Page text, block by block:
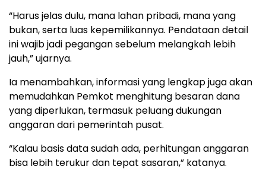
“Harus jelas dulu, mana lahan pribadi, mana yang
bukan, serta luas kepemilikannya. Pendataan detail
ini wajib jadi pegangan sebelum melangkah lebih
jauh,” ujarnya.
Ia menambahkan, informasi yang lengkap juga akan
memudahkan Pemkot menghitung besaran dana
yang diperlukan, termasuk peluang dukungan
anggaran dari pemerintah pusat.
“Kalau basis data sudah ada, perhitungan anggaran
bisa lebih terukur dan tepat sasaran,” katanya.